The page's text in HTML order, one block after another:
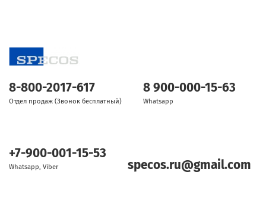
8-800-2017-617
Отдел продаж (Звонок бесплатный)
8 900-000-15-63
Whatsapp
+7-900-001-15-53
Whatsapp, Viber specos.ru@gmail.com